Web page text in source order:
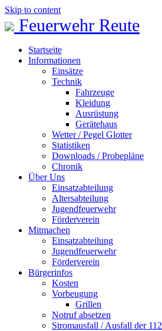
Skip to content
Feuerwehr Reute
Startseite
Informationen
Einsätze
Technik
Fahrzeuge
Kleidung
Ausrüstung
Gerätehaus
Wetter / Pegel Glotter
Statistiken
Downloads / Probepläne
Chronik
Über Uns
Einsatzabteilung
Altersabteilung
Jugendfeuerwehr
Förderverein
Mitmachen
Einsatzabteilung
Jugendfeuerwehr
Förderverein
Bürgerinfos
Kosten
Vorbeugung
Grillen
Notruf absetzen
Stromausfall / Ausfall der 112